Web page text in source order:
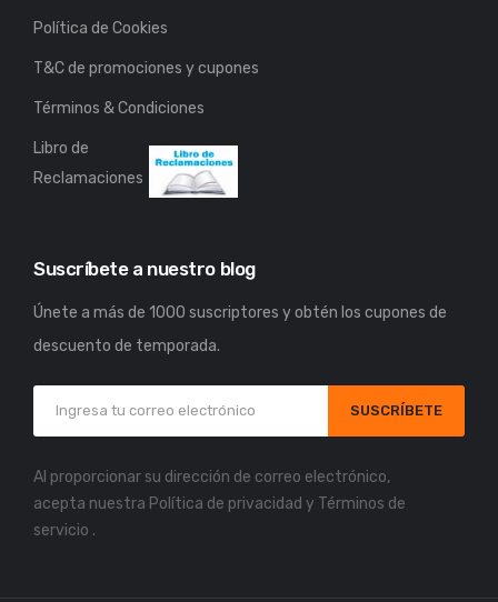
Política de Cookies
T&C de promociones y cupones
Términos & Condiciones
Libro de
Reclamaciones
Suscríbete a nuestro blog
Únete a más de 1000 suscriptores y obtén los cupones de
descuento de temporada.
SUSCRÍBETE
Al proporcionar su dirección de correo electrónico,
acepta nuestra Política de privacidad y Términos de
servicio .